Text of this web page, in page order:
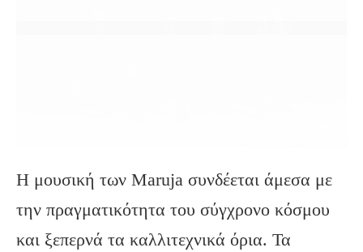
Η μουσική των Maruja συνδέεται άμεσα με
την πραγματικότητα του σύγχρονο κόσμου
και ξεπερνά τα καλλιτεχνικά όρια. Τα